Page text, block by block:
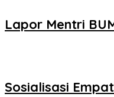
Lapor Mentri
Sosialisasi